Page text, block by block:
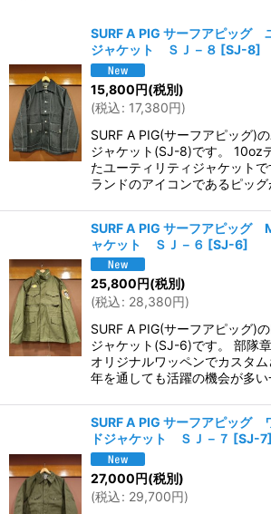
表示数:
並び順
絞り込む
SURF A PIG サーフアピッグ
ジャケット ＳＪ－８ [SJ-8]
15,800円(税別)
(税込: 17,380円)
SURF A PIG(サーフアピッグ)
ジャケット(SJ-8)です。 10oz
たユーティリティジャケット
ランドのアイコンであるピッ
SURF A PIG サーフアピッグ
ャケット ＳＪ－６ [SJ-6]
25,800円(税別)
(税込: 28,380円)
SURF A PIG(サーフアピッグ)
ジャケット(SJ-6)です。 部隊章
オリジナルワッペンでカスタ
年を通しても活躍の機会が多
SURF A PIG サーフアピッグ
ドジャケット ＳＪ－７ [SJ-7]
27,000円(税別)
(税込: 29,700円)